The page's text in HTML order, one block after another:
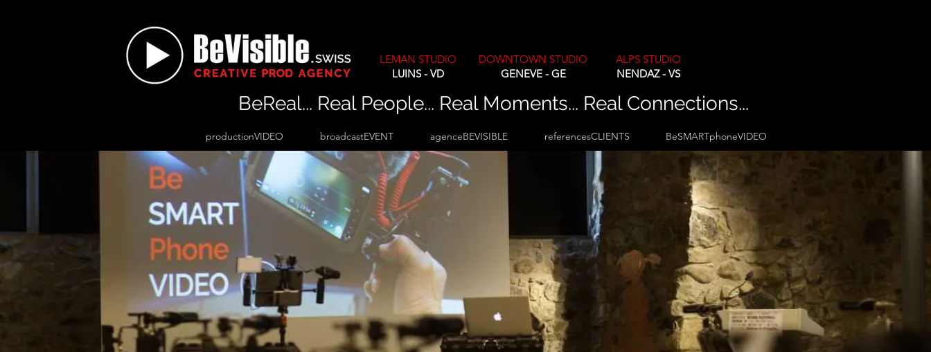
LEMAN STUDIO
LUINS - VD
DOWNTOWN STUDIO
GENEVE - GE
ALPS STUDIO
NENDAZ - VS
BeReal... Real People... Real Moments... Real Connections...
productionVIDEO broadcastEVENT agenceBEVISIBLE referencesCLIENTS BeSMARTphoneVIDEO